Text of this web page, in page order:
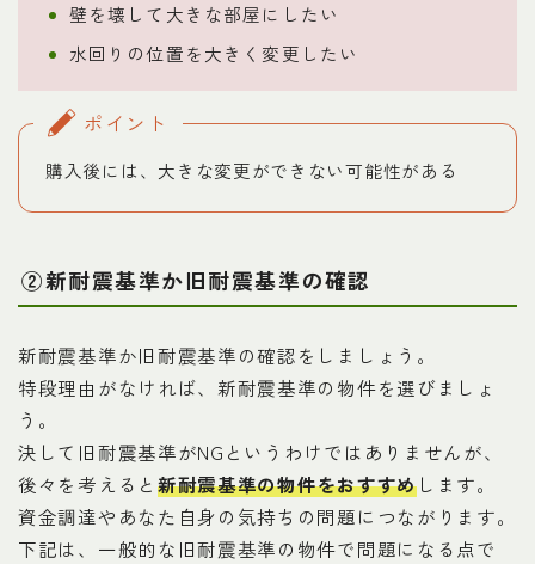
壁を壊して大きな部屋にしたい
水回りの位置を大きく変更したい
ポイント
購入後には、大きな変更ができない可能性がある
②新耐震基準か旧耐震基準の確認
新耐震基準か旧耐震基準の確認をしましょう。
特段理由がなければ、新耐震基準の物件を選びましょ
う。
決して旧耐震基準がNGというわけではありませんが、
後々を考えると 新耐震基準の物件をおすすめします。
資金調達やあなた自身の気持ちの問題につながります。
下記は、一般的な旧耐震基準の物件で問題になる点で